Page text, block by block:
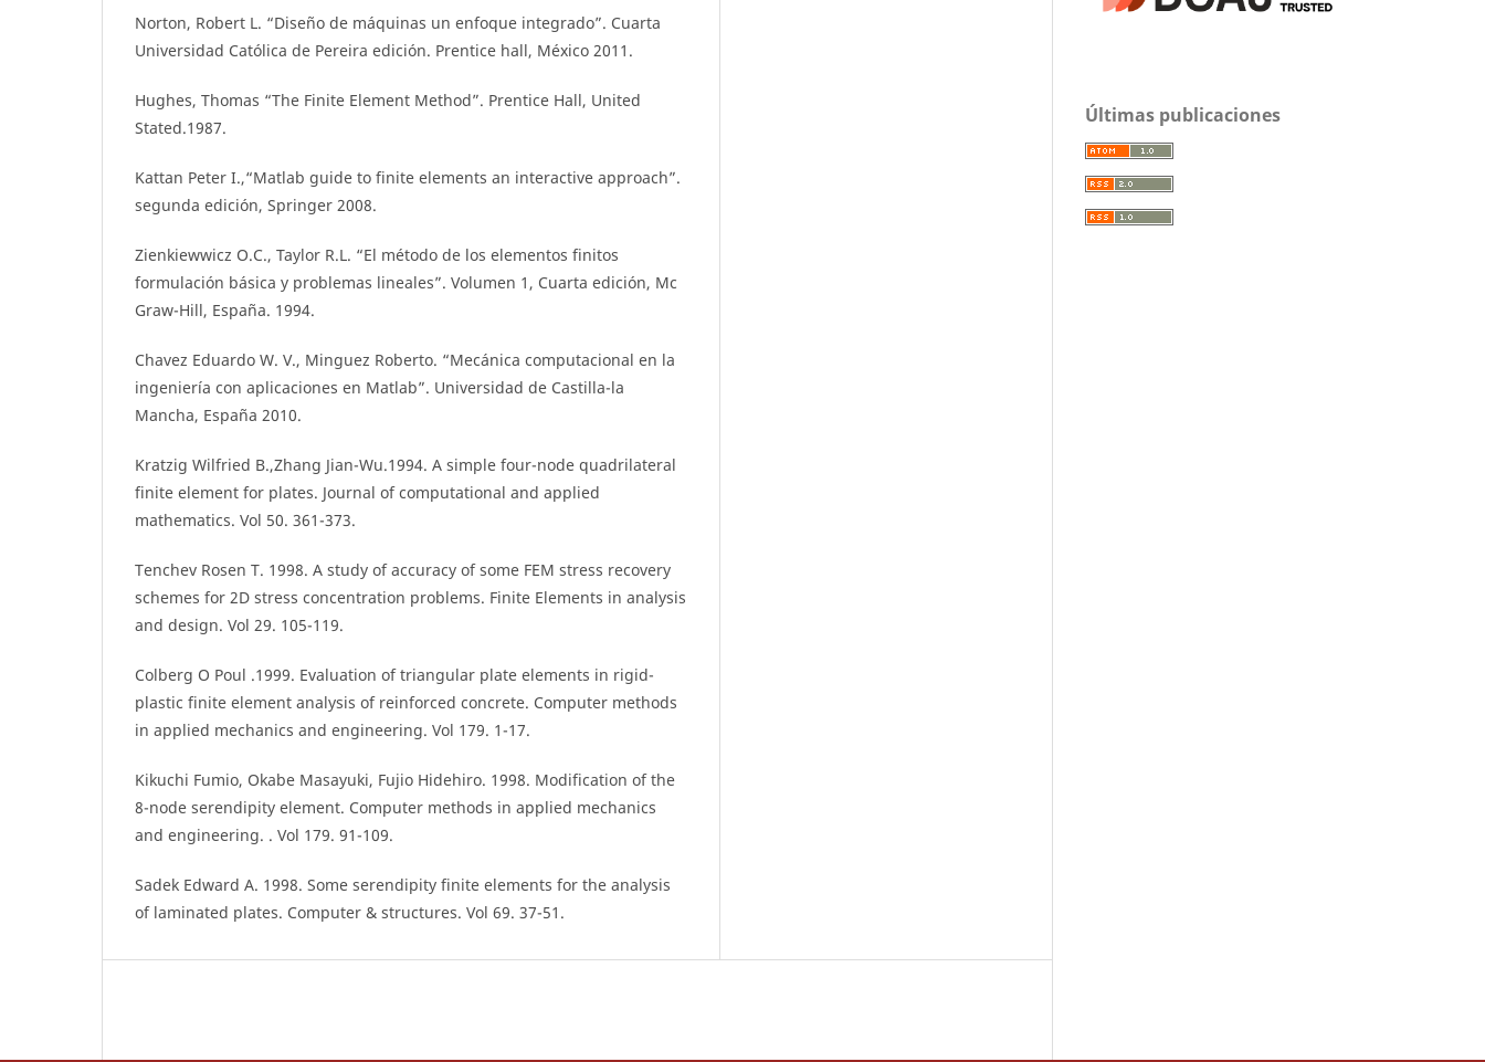
Norton, Robert L. “Diseño de máquinas un enfoque integrado”. Cuarta
Universidad Católica de Pereira edición. Prentice hall, México 2011.
Hughes, Thomas “The Finite Element Method”. Prentice Hall, United
Stated.1987.
Kattan Peter I.,“Matlab guide to finite elements an interactive approach”.
segunda edición, Springer 2008.
Zienkiewwicz O.C., Taylor R.L. “El método de los elementos finitos
formulación básica y problemas lineales”. Volumen 1, Cuarta edición, Mc
Graw-Hill, España. 1994.
Chavez Eduardo W. V., Minguez Roberto. “Mecánica computacional en la
ingeniería con aplicaciones en Matlab”. Universidad de Castilla-la
Mancha, España 2010.
Kratzig Wilfried B.,Zhang Jian-Wu.1994. A simple four-node quadrilateral
finite element for plates. Journal of computational and applied
mathematics. Vol 50. 361-373.
Tenchev Rosen T. 1998. A study of accuracy of some FEM stress recovery
schemes for 2D stress concentration problems. Finite Elements in analysis
and design. Vol 29. 105-119.
Colberg O Poul .1999. Evaluation of triangular plate elements in rigid-
plastic finite element analysis of reinforced concrete. Computer methods
in applied mechanics and engineering. Vol 179. 1-17.
Kikuchi Fumio, Okabe Masayuki, Fujio Hidehiro. 1998. Modification of the
8-node serendipity element. Computer methods in applied mechanics
and engineering. . Vol 179. 91-109.
Sadek Edward A. 1998. Some serendipity finite elements for the analysis
of laminated plates. Computer & structures. Vol 69. 37-51.
Últimas publicaciones